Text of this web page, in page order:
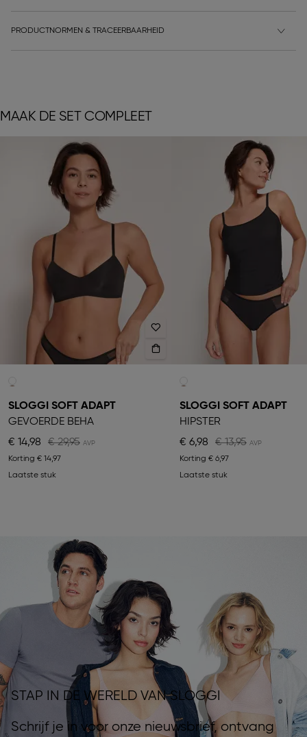
PRODUCTNORMEN & TRACEERBAARHEID
MAAK DE SET COMPLEET
SLOGGI SOFT ADAPT
GEVOERDE BEHA
€ 14,98
€ 29,95
Korting € 14,97
Laatste stuk
SLOGGI SOFT ADAPT
HIPSTER
€ 6,98
€ 13,95
Korting € 6,97
Laatste stuk
STAP IN DE WERELD VAN SLOGGI
Schrijf je in voor onze nieuwsbrief, ontvang